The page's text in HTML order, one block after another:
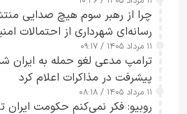
چرا از رهبر سوم هیچ صدایی
رسانه‌ای شهرداری از احتمالات
جاسوسی گفت
۱۱ مرداد ۱۴۰۵ / ۰۹:۱۷
ترامپ مدعی لغو حمله
پیشرفت در مذاکرات اعلام کرد
۱۱ مرداد ۱۴۰۵ / ۰۸:۱۸
روبیو: فکر نمی‌کنم حکومت ایران